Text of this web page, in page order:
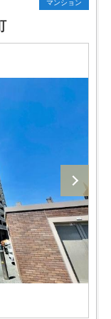
マンション